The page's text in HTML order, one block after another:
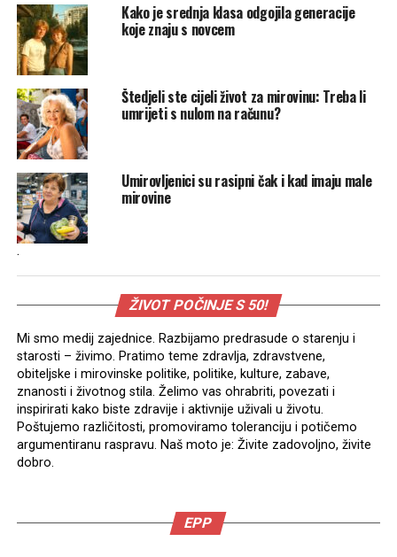
Kako je srednja klasa odgojila generacije
koje znaju s novcem
Štedjeli ste cijeli život za mirovinu: Treba li
umrijeti s nulom na računu?
Umirovljenici su rasipni čak i kad imaju male
mirovine
.
ŽIVOT POČINJE S 50!
Mi smo medij zajednice. Razbijamo predrasude o starenju i
starosti – živimo. Pratimo teme zdravlja, zdravstvene,
obiteljske i mirovinske politike, politike, kulture, zabave,
znanosti i životnog stila. Želimo vas ohrabriti, povezati i
inspirirati kako biste zdravije i aktivnije uživali u životu.
Poštujemo različitosti, promoviramo toleranciju i potičemo
argumentiranu raspravu. Naš moto je: Živite zadovoljno, živite
dobro.
EPP